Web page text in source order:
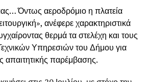
Όντως αεροδρόμιο η πλατεία
ανέφερε χαρακτηριστικά
θερμά τα στελέχη και τους
Υπηρεσιών του Δήμου για
απαιτητικής παρέμβασης.